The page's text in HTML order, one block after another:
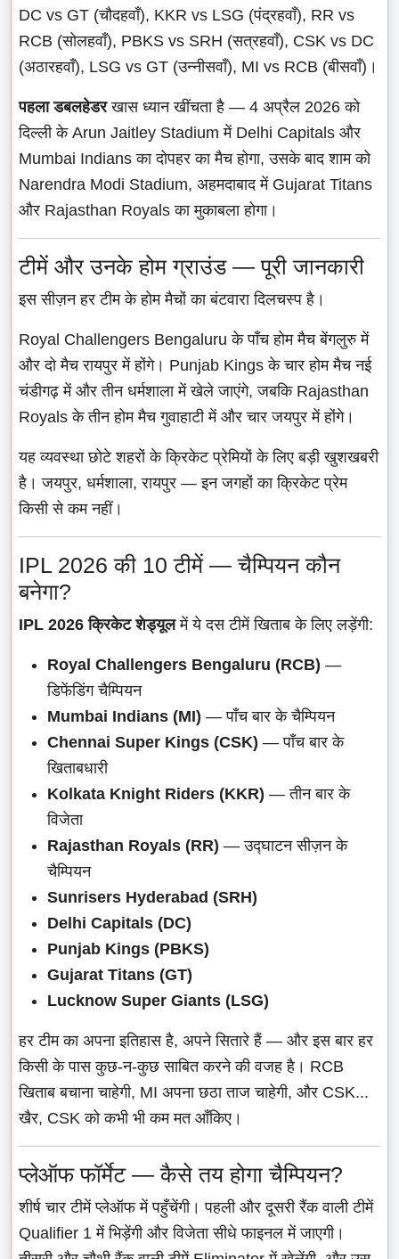
DC vs GT (चौदहवाँ), KKR vs LSG (पंद्रहवाँ), RR vs
RCB (सोलहवाँ), PBKS vs SRH (सत्रहवाँ), CSK vs DC
(अठारहवाँ), LSG vs GT (उन्नीसवाँ), MI vs RCB (बीसवाँ)।
पहला डबलहेडरखास ध्यान खींचता है — 4 अप्रैल 2026 को
दिल्ली के Arun Jaitley Stadium में Delhi Capitals और
Mumbai Indians का दोपहर का मैच होगा, उसके बाद शाम को
Narendra Modi Stadium, अहमदाबाद में Gujarat Titans
और Rajasthan Royals का मुकाबला होगा।
टीमें और उनके होम ग्राउंड — पूरी जानकारी
इस सीज़न हर टीम के होम मैचों का बंटवारा दिलचस्प है।
Royal Challengers Bengaluru के पाँच होम मैच बेंगलुरु में
और दो मैच रायपुर में होंगे। Punjab Kings के चार होम मैच नई
चंडीगढ़ में और तीन धर्मशाला में खेले जाएंगे, जबकि Rajasthan
Royals के तीन होम मैच गुवाहाटी में और चार जयपुर में होंगे।
यह व्यवस्था छोटे शहरों के क्रिकेट प्रेमियों के लिए बड़ी खुशखबरी
है। जयपुर, धर्मशाला, रायपुर — इन जगहों का क्रिकेट प्रेम
किसी से कम नहीं।
IPL 2026 की 10 टीमें — चैम्पियन कौन
बनेगा?
IPL 2026 क्रिकेट शेड्यूलमें ये दस टीमें खिताब के लिए लड़ेंगी:
Royal Challengers Bengaluru (RCB) —
डिफेंडिंग चैम्पियन
Mumbai Indians (MI) — पाँच बार के चैम्पियन
Chennai Super Kings (CSK) — पाँच बार के
खिताबधारी
Kolkata Knight Riders (KKR) — तीन बार के
विजेता
Rajasthan Royals (RR) — उद्घाटन सीज़न के
चैम्पियन
Sunrisers Hyderabad (SRH)
Delhi Capitals (DC)
Punjab Kings (PBKS)
Gujarat Titans (GT)
Lucknow Super Giants (LSG)
हर टीम का अपना इतिहास है, अपने सितारे हैं — और इस बार हर
किसी के पास कुछ-न-कुछ साबित करने की वजह है। RCB
खिताब बचाना चाहेगी, MI अपना छठा ताज चाहेगी, और CSK...
खैर, CSK को कभी भी कम मत आँकिए।
प्लेऑफ फॉर्मेट — कैसे तय होगा चैम्पियन?
शीर्ष चार टीमें प्लेऑफ में पहुँचेंगी। पहली और दूसरी रैंक वाली टीमें
Qualifier 1 में भिड़ेंगी और विजेता सीधे फाइनल में जाएगी।